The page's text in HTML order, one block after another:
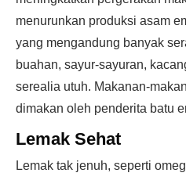
menurunkan produksi asam
yang mengandung banyak
buahan, sayur-sayuran,
serealia utuh. Makanan-
dimakan oleh penderita batu
Lemak Sehat
Lemak tak jenuh, seperti